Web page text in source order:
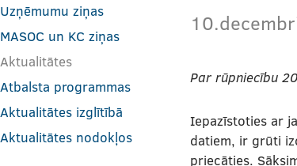
Par rūpniecību
Iepazīstoties ar
datiem, ir grūti
priecāties.
Uzņēmumu ziņas
MASOC un KC ziņas
Aktualitātes
Atbalsta programmas
Aktualitātes izglītībā
Aktualitātes nodokļos